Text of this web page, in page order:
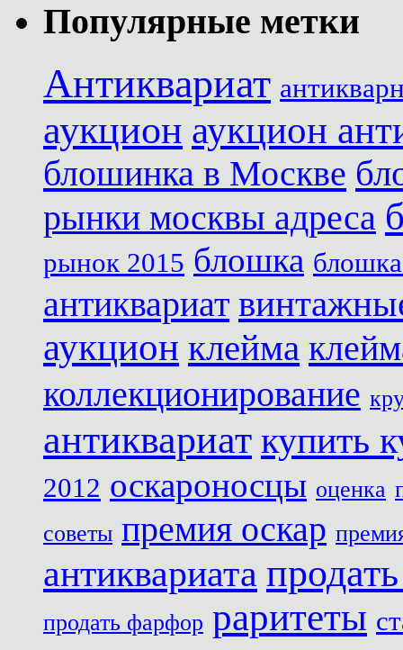
Популярные метки
Антиквариат
аукцион аукцион
блошинка в Москве
рынки москвы адреса
рынок 2015 блошка
антиквариат
аукцион клейма
коллекционирование
антиквариат купить
2012 оскароносцы оценка
советы премия оскар
антиквариата
продать фарфор раритеты